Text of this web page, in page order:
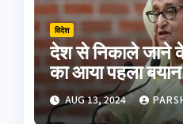
विदेश
देश से निकाले जाने
का आया पहला
पिता समेत शहीदों
AUG 13, 2024